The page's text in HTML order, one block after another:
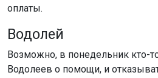
оплаты.
Водолей
Возможно, в понедельник кто-
Водолеев о помощи, и